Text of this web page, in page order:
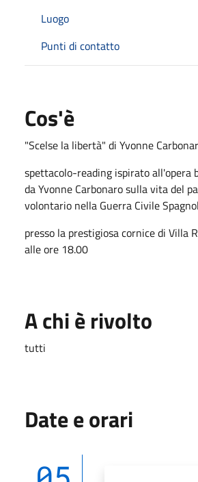
Luogo
Punti di contatto
Cos'è
"Scelse la libertà" di Yvonne
spettacolo-reading ispirato all'opera
da Yvonne Carbonaro sulla vita del
volontario nella Guerra Civile
presso la prestigiosa cornice di Villa
alle ore 18.00
A chi è rivolto
tutti
Date e orari